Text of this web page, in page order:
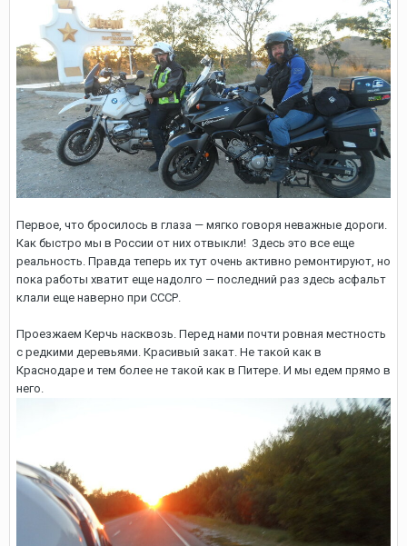
Первое, что бросилось в глаза — мягко говоря неважные дороги.
Как быстро мы в России от них отвыкли! Здесь это все еще
реальность. Правда теперь их тут очень активно ремонтируют, но
пока работы хватит еще надолго — последний раз здесь асфальт
клали еще наверно при СССР.
Проезжаем Керчь насквозь. Перед нами почти ровная местность
с редкими деревьями. Красивый закат. Не такой как в
Краснодаре и тем более не такой как в Питере. И мы едем прямо в
него.